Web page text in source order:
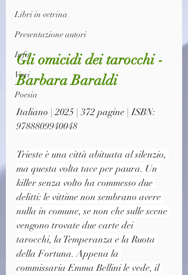
Libri in vetrina
Presentazione autori
Info
Vari
Poesia
Gli omicidi dei tarocchi -
Barbara Baraldi
Italiano | 2025 | 372 pagine | ISBN:
9788809940048
Trieste è una città abituata al silenzio,
ma questa volta tace per paura. Un
killer senza volto ha commesso due
delitti: le vittime non sembrano avere
nulla in comune, se non che sulle scene
vengono trovate due carte dei
tarocchi, la Temperanza e la Ruota
della Fortuna. Appena la
commissaria Emma Bellini le vede, il